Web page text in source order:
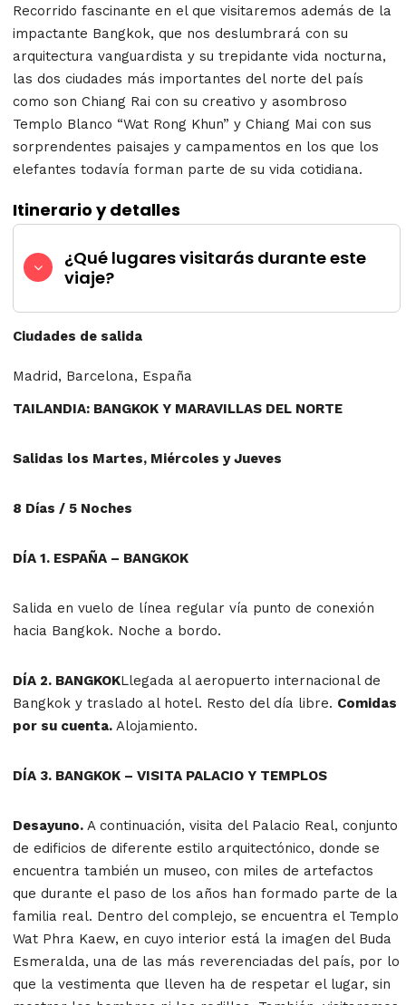
Recorrido fascinante en el que visitaremos además de la
impactante Bangkok, que nos deslumbrará con su
arquitectura vanguardista y su trepidante vida nocturna,
las dos ciudades más importantes del norte del país
como son Chiang Rai con su creativo y asombroso
Templo Blanco “Wat Rong Khun” y Chiang Mai con sus
sorprendentes paisajes y campamentos en los que los
elefantes todavía forman parte de su vida cotidiana.
Itinerario y detalles
¿Qué lugares visitarás durante este
viaje?
Ciudades de salida
Madrid, Barcelona, España
TAILANDIA: BANGKOK Y MARAVILLAS DEL NORTE
Salidas los Martes, Miércoles y Jueves
8 Días / 5 Noches
DÍA 1. ESPAÑA – BANGKOK
Salida en vuelo de línea regular vía punto de conexión
hacia Bangkok. Noche a bordo.
DÍA 2. BANGKOKLlegada al aeropuerto internacional de
Bangkok y traslado al hotel. Resto del día libre. Comidas
por su cuenta. Alojamiento.
DÍA 3. BANGKOK – VISITA PALACIO Y TEMPLOS
Desayuno. A continuación, visita del Palacio Real, conjunto
de edificios de diferente estilo arquitectónico, donde se
encuentra también un museo, con miles de artefactos
que durante el paso de los años han formado parte de la
familia real. Dentro del complejo, se encuentra el Templo
Wat Phra Kaew, en cuyo interior está la imagen del Buda
Esmeralda, una de las más reverenciadas del país, por lo
que la vestimenta que lleven ha de respetar el lugar, sin